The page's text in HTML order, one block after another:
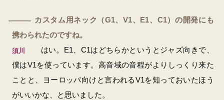
― カスタム用ネック（G1、V1、E1、C1）の開発にも
携わられたのですね。
須川
はい。E1、C1はどちらかというとジャズ向きで、
僕はV1を使っています。高音域の音程がよりしっくり来た
ことと、ヨーロッパ向けと言われるV1を知っておいたほう
がいいかな、と思いました。